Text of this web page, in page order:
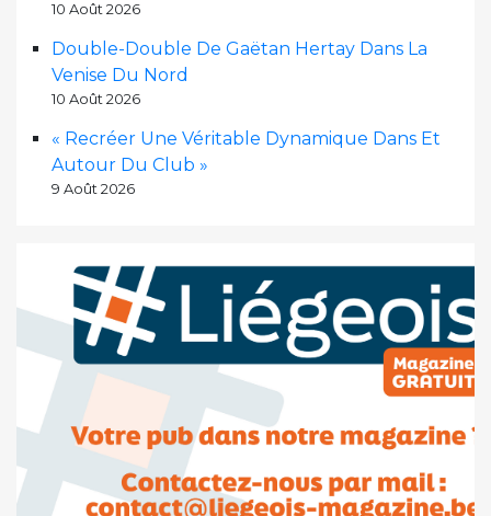
10 Août 2026
Double-Double De Gaëtan Hertay Dans La
Venise Du Nord
10 Août 2026
« Recréer Une Véritable Dynamique Dans Et
Autour Du Club »
9 Août 2026